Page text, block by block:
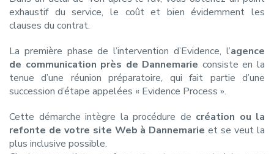
exhaustif du service, le coût et bien évidemment les
clauses du contrat.
La première phase de l’intervention d’Evidence, l’agence
de communication près de Dannemarie consiste en la
tenue d’une réunion préparatoire, qui fait partie d’une
succession d’étape appelées « Evidence Process ».
Cette démarche intègre la procédure de création ou la
refonte de votre site Web à Dannemarie et se veut la
plus inclusive possible.